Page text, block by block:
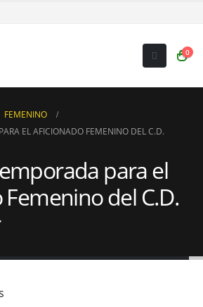
0
FEMENINO
EL AFICIONADO FEMENINO DEL C.D.
para el
del C.D.